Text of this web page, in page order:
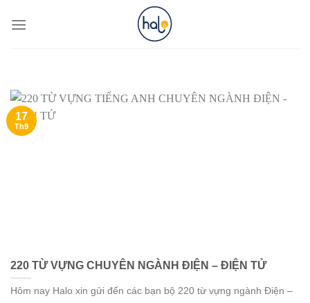
220 TỪ VỰNG CHUYÊN NGÀNH ĐIỆN – ĐIỆN TỬ
Hôm nay Halo xin gửi đến các bạn bộ 220 từ vựng ngành Điện –
17
Th9